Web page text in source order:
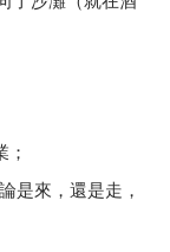
是來，還是走，